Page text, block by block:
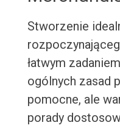
Stworzenie
łatwym
ogólnych zasad
pomocne, ale
porady